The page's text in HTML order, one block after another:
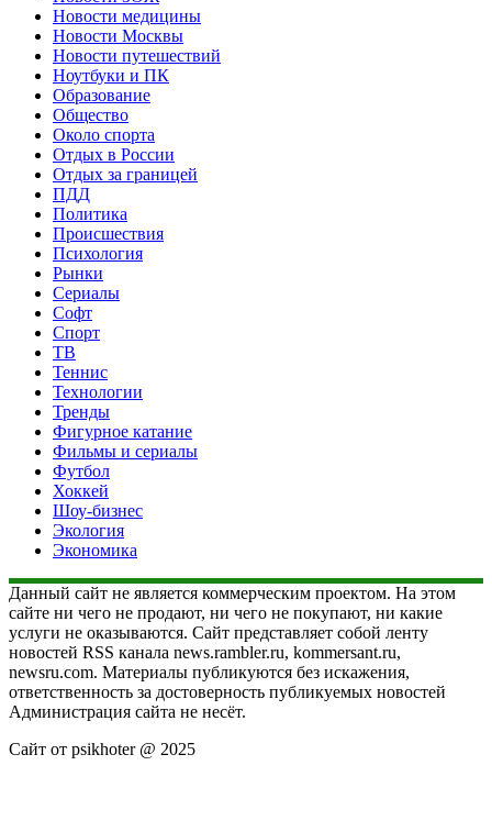
Новости медицины
Новости Москвы
Новости путешествий
Ноутбуки и ПК
Образование
Общество
Около спорта
Отдых в России
Отдых за границей
ПДД
Политика
Происшествия
Психология
Рынки
Сериалы
Софт
Спорт
ТВ
Теннис
Технологии
Тренды
Фигурное катание
Фильмы и сериалы
Футбол
Хоккей
Шоу-бизнес
Экология
Экономика
Данный сайт не является коммерческим проектом. На этом
сайте ни чего не продают, ни чего не покупают, ни какие
услуги не оказываются. Сайт представляет собой ленту
новостей RSS канала news.rambler.ru, kommersant.ru,
newsru.com. Материалы публикуются без искажения,
ответственность за достоверность публикуемых новостей
Администрация сайта не несёт.
Сайт от psikhoter @ 2025